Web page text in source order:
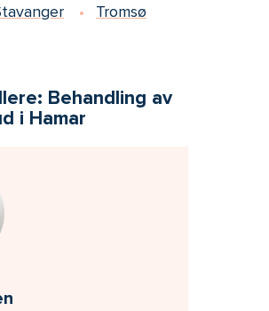
Tromsø
Behandling av
i Hamar